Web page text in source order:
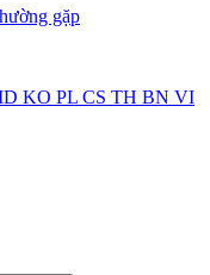
gặp
KO PL CS TH BN VI